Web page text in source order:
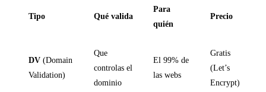
Tipo Qué valida
Para
quién
Precio
DV (Domain
Validation)
Que
controlas el
dominio
El 99% de
las webs
Gratis
(Let’s
Encrypt)